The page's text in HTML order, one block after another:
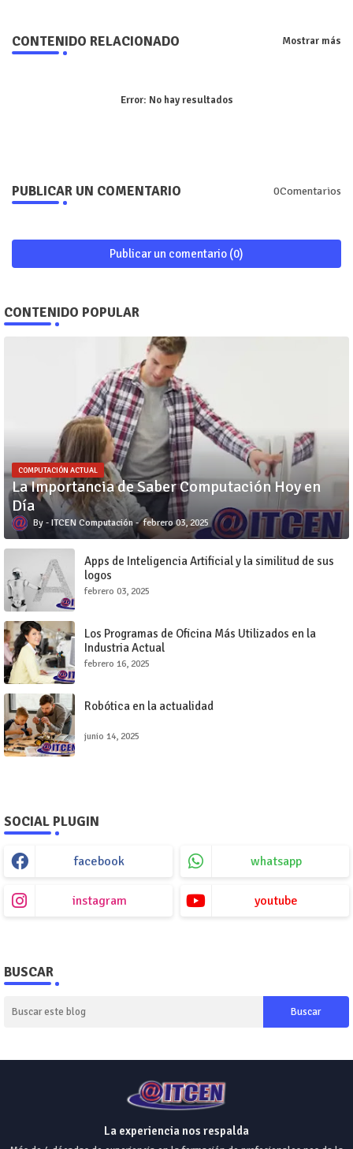
CONTENIDO RELACIONADO Mostrar más
Error: No hay resultados
PUBLICAR UN COMENTARIO 0Comentarios
Publicar un comentario (0)
CONTENIDO POPULAR
COMPUTACIÓN ACTUAL
La Importancia de Saber Computación Hoy en
Día
ITCEN Computación febrero 03, 2025
Apps de Inteligencia Artificial y la similitud de sus
logos
febrero 03, 2025
Los Programas de Oficina Más Utilizados en la
Industria Actual
febrero 16, 2025
Robótica en la actualidad
junio 14, 2025
SOCIAL PLUGIN
facebook whatsapp
instagram youtube
BUSCAR
La experiencia nos respalda